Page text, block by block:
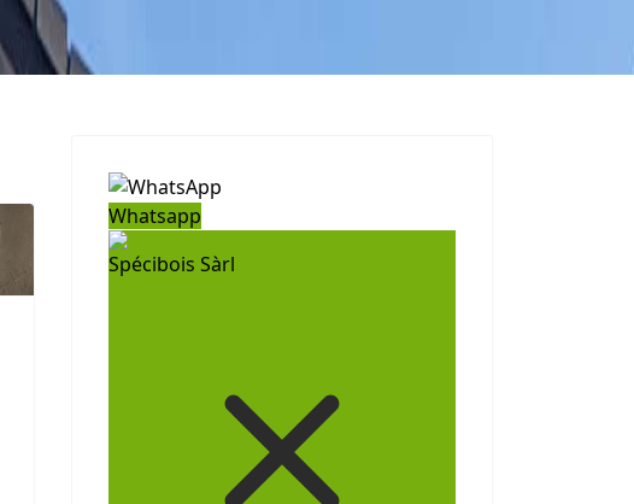
Whatsapp
Spécibois Sàrl